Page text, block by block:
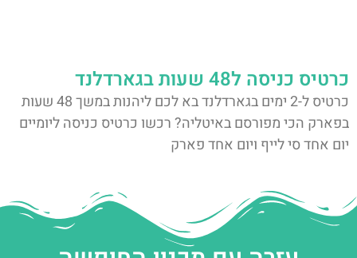
כרטיס כניסה ל48 שעות בגארדלנד
כרטיס ל-2 ימים בגארדלנד בא לכם ליהנות במשך 48 שעות
בפארק הכי מפורסם באיטליה? רכשו כרטיס כניסה ליומיים
יום אחד סי לייף ויום אחד פארק